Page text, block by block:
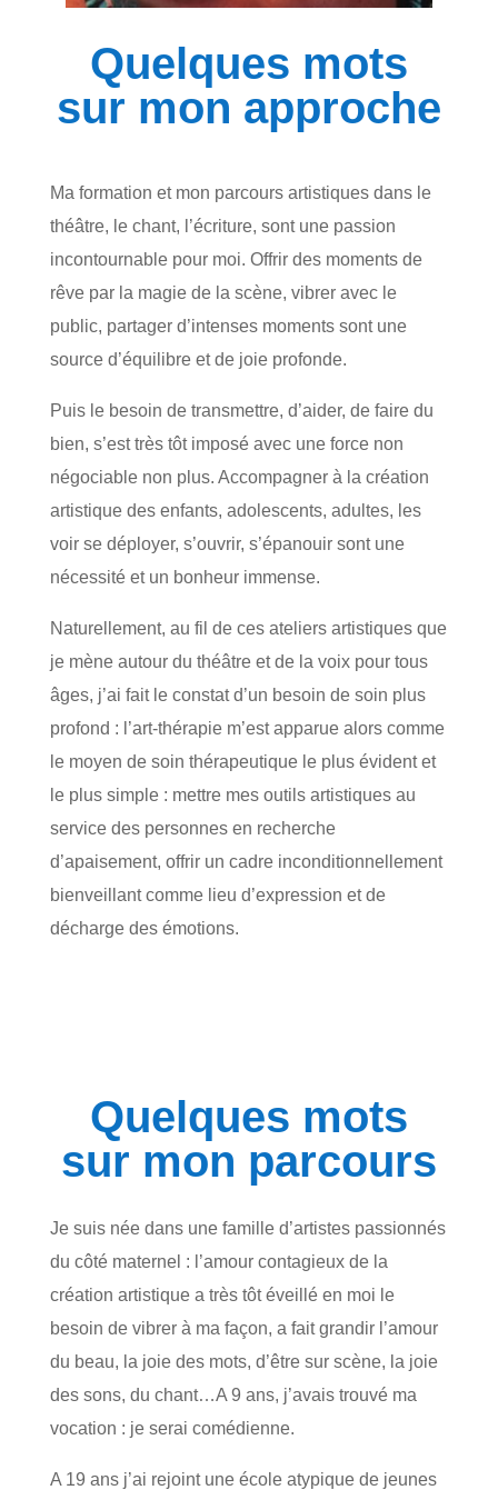
Quelques mots
sur mon approche
Ma formation et mon parcours artistiques dans le
théâtre, le chant, l’écriture, sont une passion
incontournable pour moi. Offrir des moments de
rêve par la magie de la scène, vibrer avec le
public, partager d’intenses moments sont une
source d’équilibre et de joie profonde.
Puis le besoin de transmettre, d’aider, de faire du
bien, s’est très tôt imposé avec une force non
négociable non plus. Accompagner à la création
artistique des enfants, adolescents, adultes, les
voir se déployer, s’ouvrir, s’épanouir sont une
nécessité et un bonheur immense.
Naturellement, au fil de ces ateliers artistiques que
je mène autour du théâtre et de la voix pour tous
âges, j’ai fait le constat d’un besoin de soin plus
profond : l’art-thérapie m’est apparue alors comme
le moyen de soin thérapeutique le plus évident et
le plus simple : mettre mes outils artistiques au
service des personnes en recherche
d’apaisement, offrir un cadre inconditionnellement
bienveillant comme lieu d’expression et de
décharge des émotions.
Quelques mots
sur mon parcours
Je suis née dans une famille d’artistes passionnés
du côté maternel : l’amour contagieux de la
création artistique a très tôt éveillé en moi le
besoin de vibrer à ma façon, a fait grandir l’amour
du beau, la joie des mots, d’être sur scène, la joie
des sons, du chant…A 9 ans, j’avais trouvé ma
vocation : je serai comédienne.
A 19 ans j’ai rejoint une école atypique de jeunes